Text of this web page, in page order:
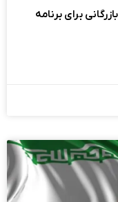
برای برنامه